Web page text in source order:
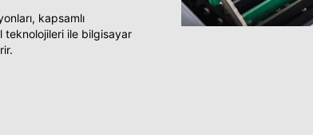
kapsamlı
ile bilgisayar